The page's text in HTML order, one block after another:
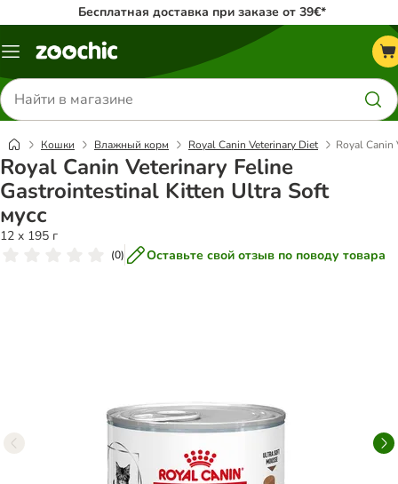
Бесплатная доставка при заказе от 39€*
Каталог
Поиск
товаров
Кошки Влажный корм Royal Canin Veterinary Diet Royal
Royal Canin Veterinary Feline
Gastrointestinal Kitten Ultra Soft
мусс
12 x 195 г
(0) Оставьте свой отзыв по поводу товара